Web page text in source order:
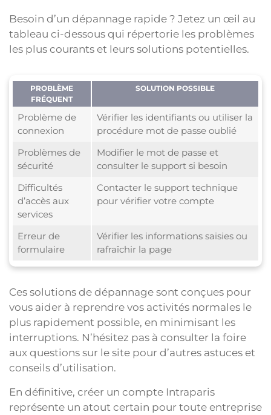
Besoin d’un dépannage rapide ? Jetez un œil au
tableau ci-dessous qui répertorie les problèmes
les plus courants et leurs solutions potentielles.
PROBLÈME
FRÉQUENT
SOLUTION POSSIBLE
Problème de
connexion
Vérifier les identifiants ou utiliser la
procédure mot de passe oublié
Problèmes de
sécurité
Modifier le mot de passe et
consulter le support si besoin
Difficultés
d’accès aux
services
Contacter le support technique
pour vérifier votre compte
Erreur de
formulaire
Vérifier les informations saisies ou
rafraîchir la page
Ces solutions de dépannage sont conçues pour
vous aider à reprendre vos activités normales le
plus rapidement possible, en minimisant les
interruptions. N’hésitez pas à consulter la foire
aux questions sur le site pour d’autres astuces et
conseils d’utilisation.
En définitive, créer un compte Intraparis
représente un atout certain pour toute entreprise